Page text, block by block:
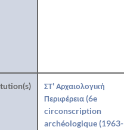
ΣΤ' Αρχαιολογική
Περιφέρεια (6e
circonscription
archéologique (1963-